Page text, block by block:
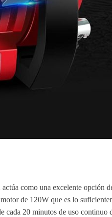
como una excelente opción
de 120W que es lo
cada 20 minutos de uso